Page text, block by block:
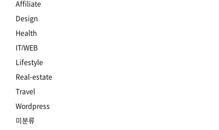
Affiliate
Design
Health
IT/WEB
Lifestyle
Real-estate
Travel
Wordpress
미분류